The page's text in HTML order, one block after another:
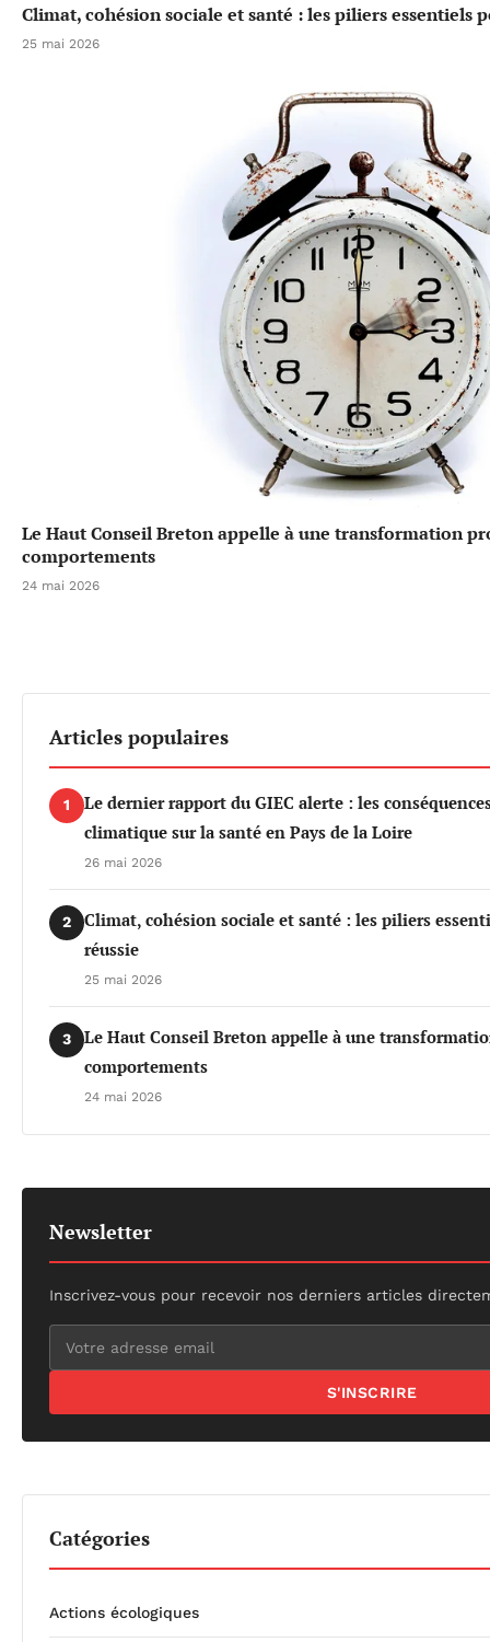
Climat, cohésion sociale et santé : les piliers essentiels
25 mai 2026
Le Haut Conseil Breton appelle à une transformation
comportements
24 mai 2026
Articles populaires
1
Le dernier rapport du GIEC alerte : les
climatique sur la santé en Pays de la Loire
26 mai 2026
2
Climat, cohésion sociale et santé : les piliers
réussie
25 mai 2026
3
Le Haut Conseil Breton appelle à une
comportements
24 mai 2026
Newsletter
Inscrivez-vous pour recevoir nos derniers articles
S'INSCRIRE
Catégories
Actions écologiques